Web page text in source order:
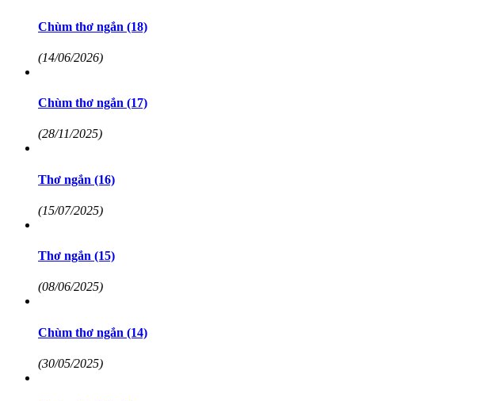
Chùm thơ ngắn (18)
(14/06/2026)
Chùm thơ ngắn (17)
(28/11/2025)
Thơ ngắn (16)
(15/07/2025)
Thơ ngắn (15)
(08/06/2025)
Chùm thơ ngắn (14)
(30/05/2025)